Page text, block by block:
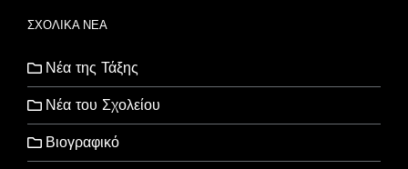
ΣΧΟΛΙΚΑ ΝΕΑ
Νέα της Τάξης
Νέα του Σχολείου
Βιογραφικό